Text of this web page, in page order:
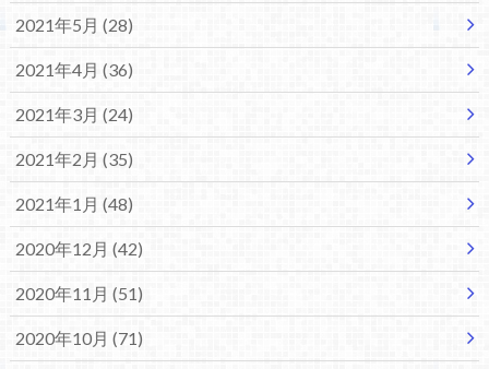
2021年5月 (28)
2021年4月 (36)
2021年3月 (24)
2021年2月 (35)
2021年1月 (48)
2020年12月 (42)
2020年11月 (51)
2020年10月 (71)